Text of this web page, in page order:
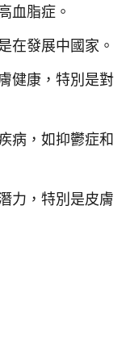
血脂症。
在發展中國家。
健康，特別是對
病，如抑鬱症和
力，特別是皮膚